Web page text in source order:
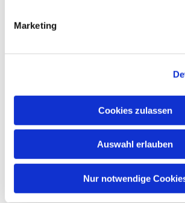
Marketing
Cookies zulassen
Auswahl erlauben
Nur notwendige